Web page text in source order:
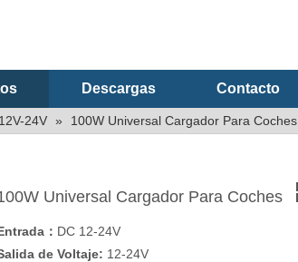
Descargas Contacto
24V » 100W Universal Cargador Para Coches
Universal Cargador Para Coches
： DC 12-24V
de Voltaje: 12-24V